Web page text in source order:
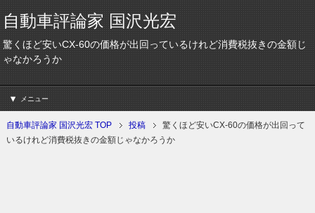
自動車評論家 国沢光宏
驚くほど安いCX-60の価格が出回っているけれど消費税抜きの金額じ
ゃなかろうか
メニュー
自動車評論家 国沢光宏 TOP 投稿
驚くほど安いCX-60の価格が出回って
いるけれど消費税抜きの金額じゃなかろうか